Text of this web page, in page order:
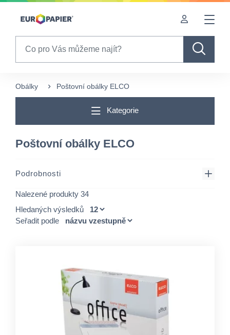
Table Of Content
Obálky Poštovní obálky ELCO
Kategorie
Poštovní obálky ELCO
Podrobnosti
Nalezené produkty 34
Hledaných výsledků
Seřadit podle